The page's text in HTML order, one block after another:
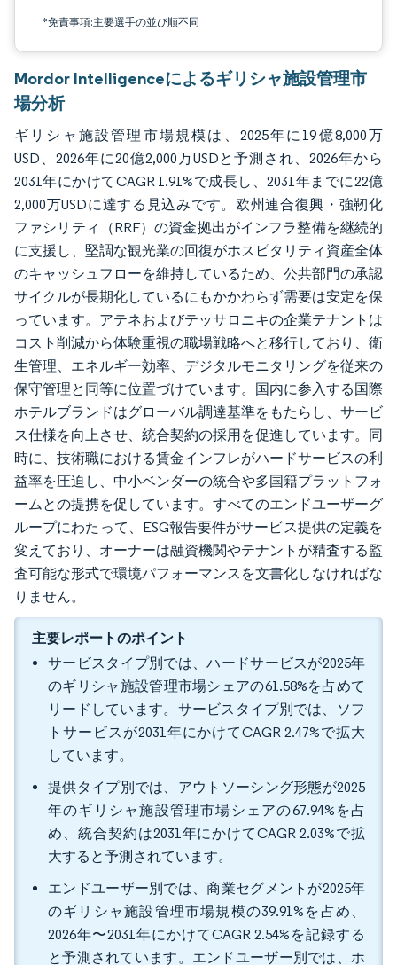
*免責事項:主要選手の並び順不同
Mordor Intelligenceによるギリシャ施設管理市
場分析
ギリシャ施設管理市場規模は、2025年に19億8,000万
USD、2026年に20億2,000万USDと予測され、2026年から
2031年にかけてCAGR 1.91%で成長し、2031年までに22億
2,000万USDに達する見込みです。欧州連合復興・強靭化
ファシリティ（RRF）の資金拠出がインフラ整備を継続的
に支援し、堅調な観光業の回復がホスピタリティ資産全体
のキャッシュフローを維持しているため、公共部門の承認
サイクルが長期化しているにもかかわらず需要は安定を保
っています。アテネおよびテッサロニキの企業テナントは
コスト削減から体験重視の職場戦略へと移行しており、衛
生管理、エネルギー効率、デジタルモニタリングを従来の
保守管理と同等に位置づけています。国内に参入する国際
ホテルブランドはグローバル調達基準をもたらし、サービ
ス仕様を向上させ、統合契約の採用を促進しています。同
時に、技術職における賃金インフレがハードサービスの利
益率を圧迫し、中小ベンダーの統合や多国籍プラットフォ
ームとの提携を促しています。すべてのエンドユーザーグ
ループにわたって、ESG報告要件がサービス提供の定義を
変えており、オーナーは融資機関やテナントが精査する監
査可能な形式で環境パフォーマンスを文書化しなければな
りません。
主要レポートのポイント
サービスタイプ別では、ハードサービスが2025年
のギリシャ施設管理市場シェアの61.58%を占めて
リードしています。サービスタイプ別では、ソフ
トサービスが2031年にかけてCAGR 2.47%で拡大
しています。
提供タイプ別では、アウトソーシング形態が2025
年のギリシャ施設管理市場シェアの67.94%を占
め、統合契約は2031年にかけてCAGR 2.03%で拡
大すると予測されています。
エンドユーザー別では、商業セグメントが2025年
のギリシャ施設管理市場規模の39.91%を占め、
2026年〜2031年にかけてCAGR 2.54%を記録する
と予測されています。エンドユーザー別では、ホ